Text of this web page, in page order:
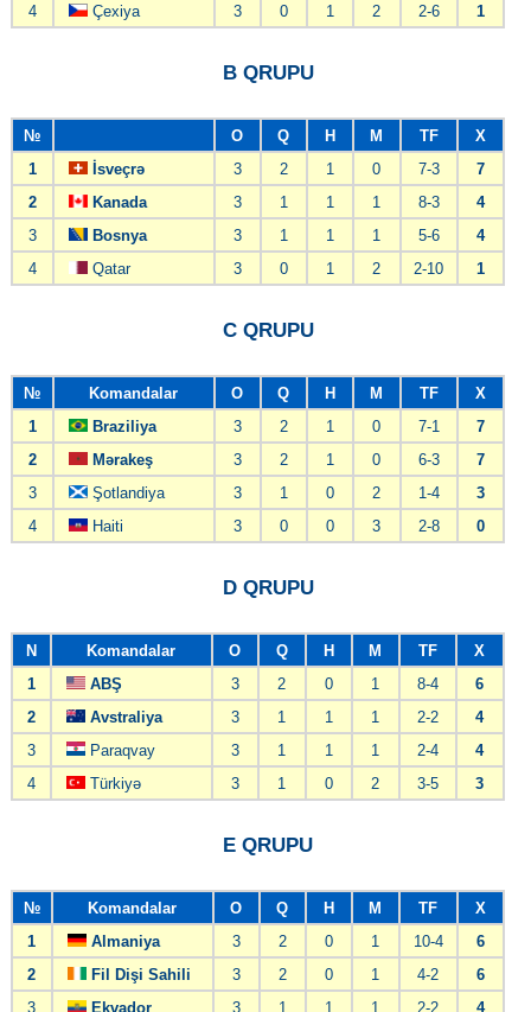
4
Çexiya 3 0 1 2 2-6 1
B QRUPU
№ O Q H M TF
X
1
İsveçrə 3 2 1 0 7-3
7
2
Kanada 3 1 1 1 8-3
4
3
Bosnya 3 1 1 1 5-6
4
4
Qatar 3 0 1 2 2-10 1
C QRUPU
№ Komandalar O Q H M TF
X
1
Braziliya 3 2 1 0 7-1
7
2
Mərakeş 3 2 1 0 6-3
7
3
Şotlandiya 3 1 0 2 1-4
3
4
Haiti 3 0 0 3 2-8 0
D QRUPU
N Komandalar O Q H M TF
X
1
ABŞ 3 2 0 1 8-4
6
2
Avstraliya 3 1 1 1 2-2
4
3
Paraqvay 3 1 1 1 2-4
4
4
Türkiyə 3 1 0 2 3-5 3
E QRUPU
№ Komandalar O Q H M TF
X
1
Almaniya 3 2 0 1 10-4
6
2
Fil Dişi Sahili 3 2 0 1 4-2
6
3
Ekvador 3 1 1 1 2-2 4